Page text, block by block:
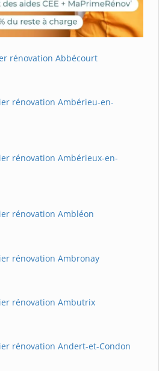
rénovation Abbécourt
rénovation Ambérieu-en-
rénovation Ambérieux-en-
rénovation Ambléon
rénovation Ambronay
rénovation Ambutrix
rénovation Andert-et-Condon